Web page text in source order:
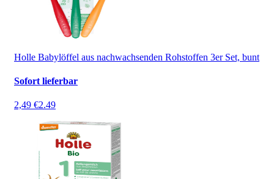
Holle Babylöffel aus nachwachsenden Rohstoffen 3er Set, bunt
Sofort lieferbar
2,49 €2.49